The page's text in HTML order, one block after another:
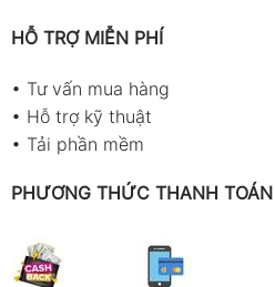
HỖ TRỢ MIỄN PHÍ
• Tư vấn mua hàng
• Hỗ trợ kỹ thuật
• Tải phần mềm
PHƯƠNG THỨC THANH TOÁN